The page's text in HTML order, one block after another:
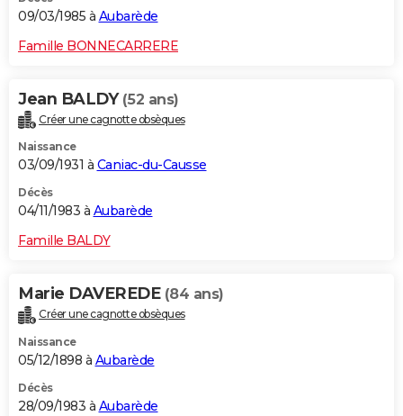
09/03/1985 à Aubarède
Famille BONNECARRERE
Jean BALDY (52 ans)
Créer une cagnotte obsèques
Naissance
03/09/1931 à Caniac-du-Causse
Décès
04/11/1983 à Aubarède
Famille BALDY
Marie DAVEREDE (84 ans)
Créer une cagnotte obsèques
Naissance
05/12/1898 à Aubarède
Décès
28/09/1983 à Aubarède